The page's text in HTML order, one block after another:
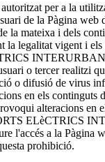
per a la
de la Pàgina web
la mateixa i dels
la legalitat vigent i
o tercer realitzi
o difusió de virus
en els continguts
alteracions en
ELèCTRICS
l'accés a la Pàgina
prohibició.